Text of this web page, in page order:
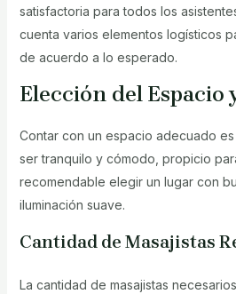
satisfactoria para todos los
cuenta varios elementos logísticos
de acuerdo a lo esperado.
Elección del Espacio
Contar con un espacio adecuado
ser tranquilo y cómodo, propicio
recomendable elegir un lugar con
iluminación suave.
Cantidad de Masajistas
La cantidad de masajistas